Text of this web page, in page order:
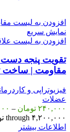
افزودن به لیست
نمایش سریع
افزودن به لیست
مقاومت | ساخت
فیزیوتراپی و
عضلات
۲۴۰,۰۰۰ تومان –
through ۴,۲۰۰,۰۰۰ تومان
اطلاعات بیشتر